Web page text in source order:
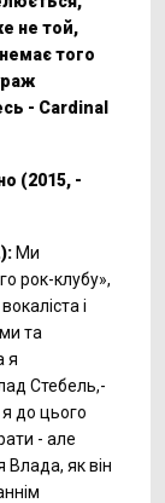
не той,
того
- Cardinal
(2015, -
Ми
рок-клубу»,
і
та
я
Стебель,-
до цього
- але
Влада, як він